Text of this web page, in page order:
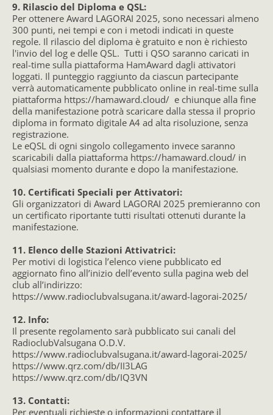
9. Rilascio del Diploma e QSL:
Per ottenere Award LAGORAI 2025, sono necessari almeno
300 punti, nei tempi e con i metodi indicati in queste
regole. Il rilascio del diploma è gratuito e non è richiesto
l'invio del log e delle QSL. Tutti i QSO saranno caricati in
real-time sulla piattaforma HamAward dagli attivatori
loggati. Il punteggio raggiunto da ciascun partecipante
verrà automaticamente pubblicato online in real-time sulla
piattaforma https://hamaward.cloud/ e chiunque alla fine
della manifestazione potrà scaricare dalla stessa il proprio
diploma in formato digitale A4 ad alta risoluzione, senza
registrazione.
Le eQSL di ogni singolo collegamento invece saranno
scaricabili dalla piattaforma https://hamaward.cloud/ in
qualsiasi momento durante e dopo la manifestazione.
10. Certificati Speciali per Attivatori:
Gli organizzatori di Award LAGORAI 2025 premieranno con
un certificato riportante tutti risultati ottenuti durante la
manifestazione.
11. Elenco delle Stazioni Attivatrici:
Per motivi di logistica l’elenco viene pubblicato ed
aggiornato fino all’inizio dell’evento sulla pagina web del
club all’indirizzo:
https://www.radioclubvalsugana.it/award-lagorai-2025/
12. Info:
Il presente regolamento sarà pubblicato sui canali del
RadioclubValsugana O.D.V.
https://www.radioclubvalsugana.it/award-lagorai-2025/
https://www.qrz.com/db/II3LAG
https://www.qrz.com/db/IQ3VN
13. Contatti:
Per eventuali richieste o informazioni contattare il